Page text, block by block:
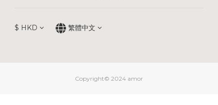
$ HKD 繁體中文
Copyright© 2024 amor